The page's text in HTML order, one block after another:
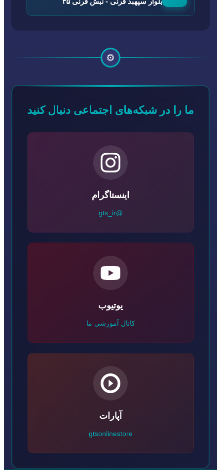
⚙️
ما را در شبکه‌های اجتماعی دنبال کنید
اینستاگرام
@gts_ir
یوتیوب
کانال آموزشی ما
آپارات
gtsonlinestore